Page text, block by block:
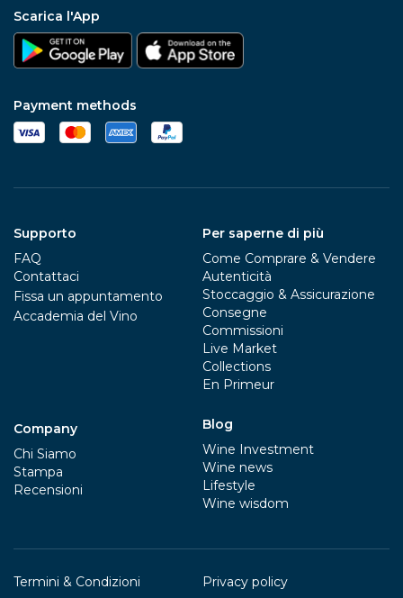
Scarica l'App
Payment methods
Supporto
FAQ
Contattaci
Fissa un appuntamento
Accademia del Vino
Company
Chi Siamo
Stampa
Recensioni
Per saperne di più
Come Comprare & Vendere
Autenticità
Stoccaggio & Assicurazione
Consegne
Commissioni
Live Market
Collections
En Primeur
Blog
Wine Investment
Wine news
Lifestyle
Wine wisdom
Termini & Condizioni Privacy policy